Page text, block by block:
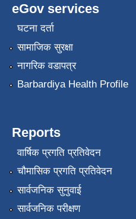
eGov services
घटना दर्ता
सामाजिक सुरक्षा
नागरिक वडापत्र
Barbardiya Health Profile
Reports
वार्षिक प्रगति प्रतिवेदन
चौमासिक प्रगति प्रतिवेदन
सार्वजनिक सुनुवाई
सार्वजनिक परीक्षण